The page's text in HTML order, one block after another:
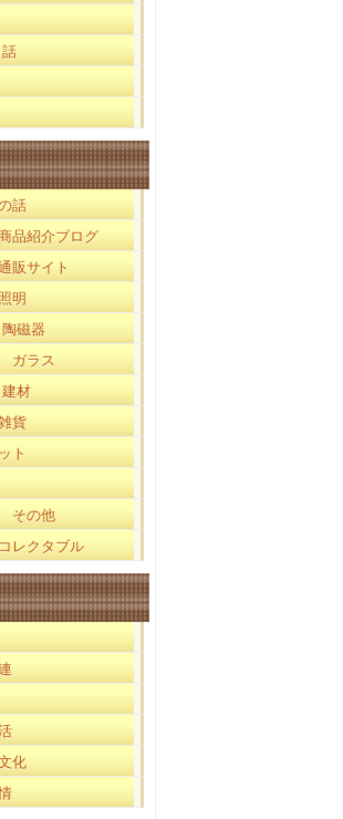
話
品紹介ブログ
販サイト
明
磁器
ガラス
材
貨
ト
その他
レクタブル
化